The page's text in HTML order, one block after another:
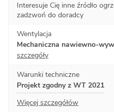
Interesuje Cię inne źródło
zadzwoń do doradcy
Wentylacja
Mechaniczna nawiewno-
szczegóły
Warunki techniczne
Projekt zgodny z WT 2021
Więcej szczegółów